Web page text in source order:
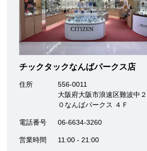
チックタックなんばパークス店
住所
556-0011
大阪府大阪市浪速区難波中
０なんばパークス ４Ｆ
電話番号 06-6634-3260
営業時間 11:00 - 21:00